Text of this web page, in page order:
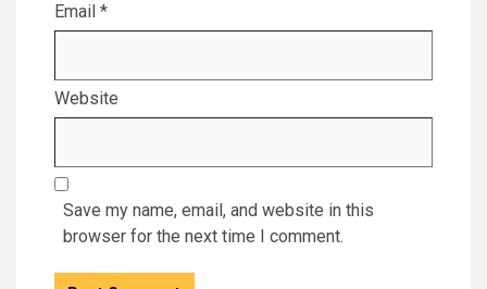
Email *
Website
Save my name, email, and website in this
browser for the next time I comment.